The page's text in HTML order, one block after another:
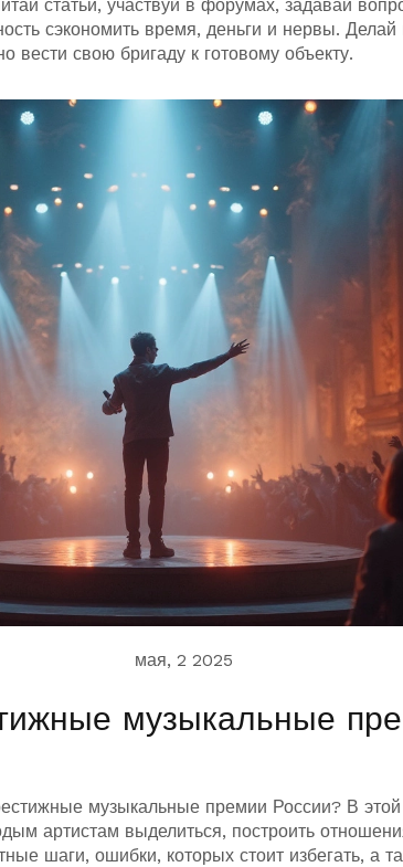
статьи, участвуй в форумах, задавай
сэкономить время, деньги и нервы.
вести свою бригаду к готовому объекту.
мая, 2 2025
музыкальные
музыкальные премии России? В этой
артистам выделиться, построить
шаги, ошибки, которых стоит избегать, а